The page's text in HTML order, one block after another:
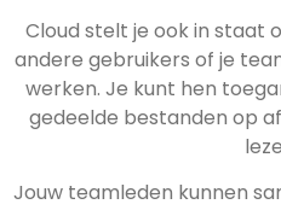
Cloud stelt je ook in staat
andere gebruikers of je
werken. Je kunt hen
gedeelde bestanden op
Jouw teamleden kunnen